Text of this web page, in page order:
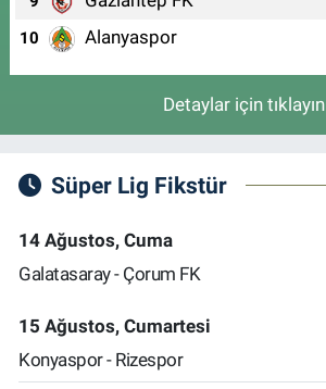
10 Alanyaspor
Detaylar için tıklayın
Süper Lig Fikstür
14 Ağustos, Cuma
Galatasaray - Çorum FK
15 Ağustos, Cumartesi
Konyaspor - Rizespor